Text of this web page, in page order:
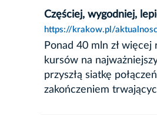
Częściej, wygodniej,
https://krakow.pl/
Ponad 40 mln zł
kursów na
przyszłą siatkę
zakończeniem